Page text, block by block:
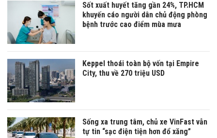
Sốt xuất huyết tăng gần 24%, TP.HCM
khuyến cáo người dân chủ động phòng
bệnh trước cao điểm mùa mưa
Keppel thoái toàn bộ vốn tại Empire
City, thu về 270 triệu USD
Sống xa trung tâm, chủ xe VinFast vẫn
tự tin “sạc điện tiện hơn đổ xăng”